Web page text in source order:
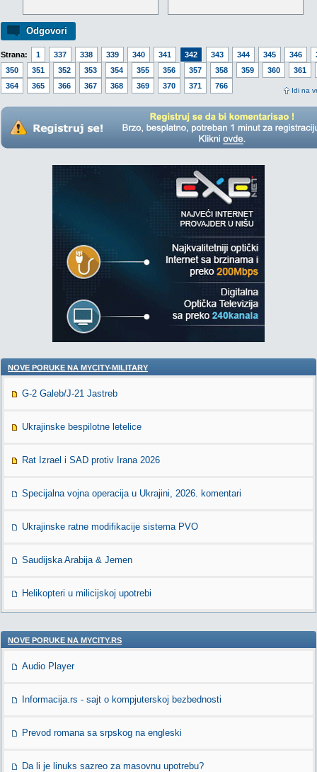
Odgovori
Strana: 1 337 338 339 340 341 342 343 344 345 346
350
351 352 353 354 355 356 357 358 359 360
361
364
365 366 367 368 369 370 371 766
Idi na
NOVE PORUKE NA MYCITY-MILITARY
G-2 Galeb/J-21 Jastreb
Ukrajinske bespilotne letelice
Rat Izrael i SAD protiv Irana 2026
Specijalna vojna operacija u Ukrajini, 2026. komentari
Ukrajinske ratne modifikacije sistema PVO
Saudijska Arabija & Jemen
Helikopteri u milicijskoj upotrebi
NOVE PORUKE NA MYCITY.RS
Audio Player
Informacija.rs - sajt o kompjuterskoj bezbednosti
Prevod romana sa srpskog na engleski
Da li je linuks sazreo za masovnu upotrebu?